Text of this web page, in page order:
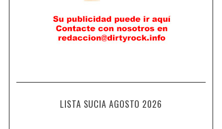
LISTA SUCIA AGOSTO 2026